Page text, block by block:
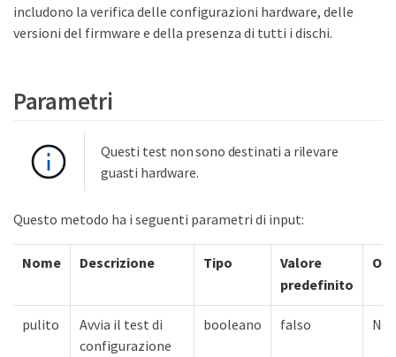
includono la verifica delle configurazioni hardware, delle
versioni del firmware e della presenza di tutti i dischi.
Parametri
Questi test non sono destinati a rilevare
guasti hardware.
Questo metodo ha i seguenti parametri di input:
Nome Descrizione Tipo
Valore
predefinito
pulito
Avvia il test di
configurazione
booleano falso No